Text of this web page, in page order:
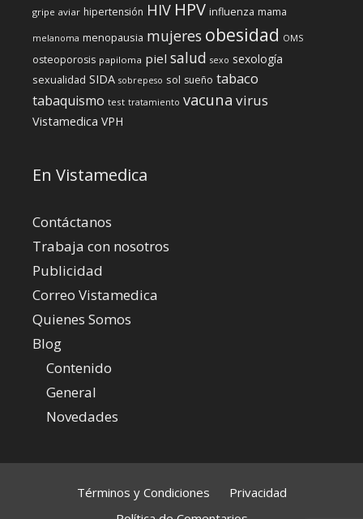
gripe aviar hipertensión HIV HPV influenza mama
melanoma menopausia mujeres obesidad OMS
osteoporosis papiloma piel salud sexo sexología
sexualidad SIDA sobrepeso sol sueño tabaco
tabaquismo test tratamiento vacuna virus
Vistamedica VPH
En Vistamedica
Contáctanos
Trabaja con nosotros
Publicidad
Correo Vistamedica
Quienes Somos
Blog
Contenido
General
Novedades
Términos y Condiciones
Privacidad